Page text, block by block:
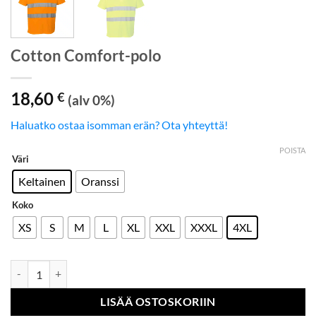
Cotton Comfort-polo
18,60 € (alv 0%)
Haluatko ostaa isomman erän? Ota yhteyttä!
Väri
Keltainen Oranssi
Koko
XS S M L XL XXL XXXL 4XL
POISTA
LISÄÄ OSTOSKORIIN